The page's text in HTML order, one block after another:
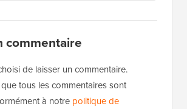
commentaire
de laisser un commentaire.
tous les commentaires sont
à notre politique de